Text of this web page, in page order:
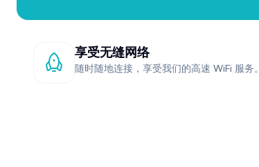
享受无缝网络
随时随地连接，享受我们的高速 WiFi 服务。